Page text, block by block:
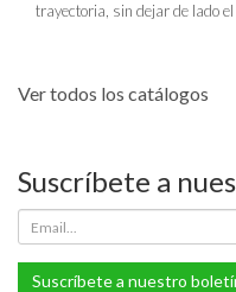
trayectoria, sin dejar de lado
Ver todos los catálogos
Suscríbete a
Suscríbete a nuestro